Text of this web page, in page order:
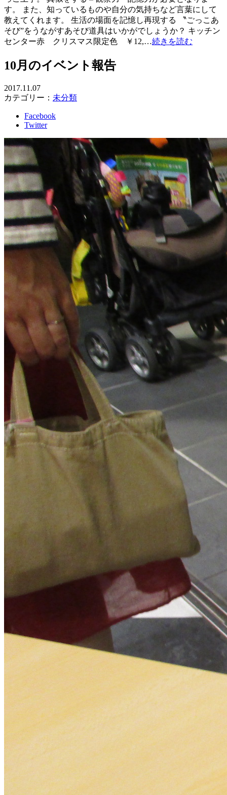
す。 また、知っているものや自分の気持ちなど言葉にして
教えてくれます。 生活の場面を記憶し再現する 〝ごっこあ
そび”をうながすあそび道具はいかがでしょうか？ キッチン
センター赤 クリスマス限定色 ￥12,…続きを読む
10月のイベント報告
2017.11.07
カテゴリー： 未分類
Facebook
Twitter